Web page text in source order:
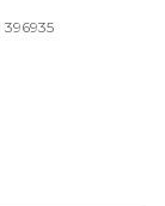
396935